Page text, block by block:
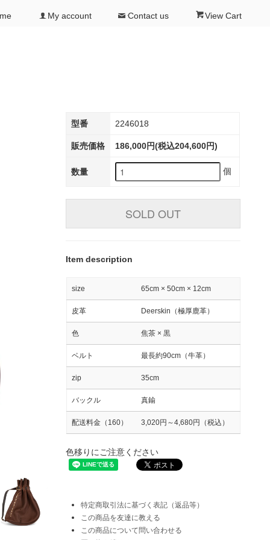
My account Contact us View Cart
型番 2246018
販売価格 186,000円(税込204,600円)
数量 個
SOLD OUT
Item description
size 65cm × 50cm × 12cm
皮革 Deerskin（極厚鹿革）
色 焦茶 × 黒
ベルト 最長約90cm（牛革）
zip 35cm
バックル 真鍮
配送料金（160） 3,020円～4,680円（税込）
色移りにご注意ください
特定商取引法に基づく表記（返品等）
この商品を友達に教える
この商品について問い合わせる